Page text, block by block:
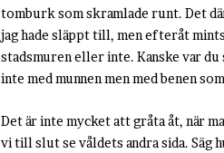
tomburk som skramlade runt. Det
jag hade släppt till, men efteråt
stadsmuren eller inte. Kanske var
inte med munnen men med benen
Det är inte mycket att gråta åt, när
vi till slut se våldets andra sida. Säg